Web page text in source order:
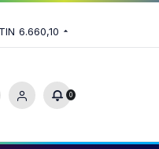
6.660,10
0